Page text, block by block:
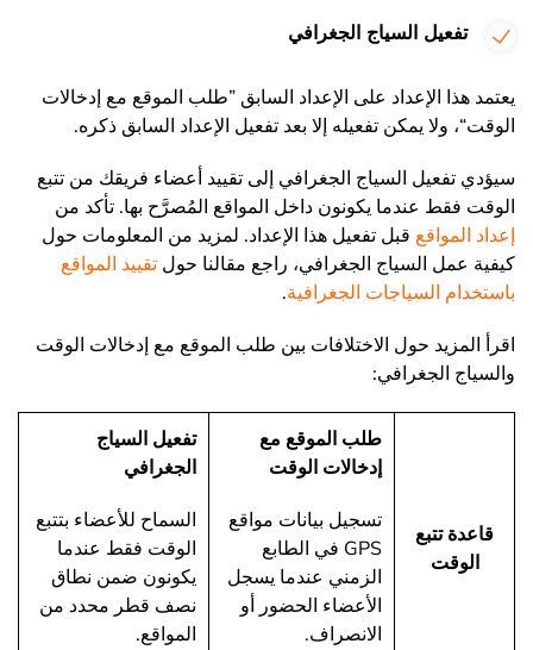
تفعيل السياج الجغرافي
يعتمد هذا الإعداد على الإعداد السابق ”طلب الموقع مع إدخالات
الوقت“، ولا يمكن تفعيله إلا بعد تفعيل الإعداد السابق ذكره.
سيؤدي تفعيل السياج الجغرافي إلى تقييد أعضاء فريقك من تتبع
الوقت فقط عندما يكونون داخل المواقع المُصرَّح بها. تأكد من
إعداد المواقع قبل تفعيل هذا الإعداد. لمزيد من المعلومات حول
كيفية عمل السياج الجغرافي، راجع مقالنا حول تقييد المواقع
باستخدام السياجات الجغرافية.
اقرأ المزيد حول الاختلافات بين طلب الموقع مع إدخالات الوقت
والسياج الجغرافي:
قاعدة تتبع
الوقت
طلب الموقع مع
إدخالات الوقت
تسجيل بيانات مواقع
GPS في الطابع
الزمني عندما يسجل
الأعضاء الحضور أو
الانصراف.
تفعيل السياج
الجغرافي
السماح للأعضاء بتتبع
الوقت فقط عندما
يكونون ضمن نطاق
نصف قطر محدد من
المواقع.